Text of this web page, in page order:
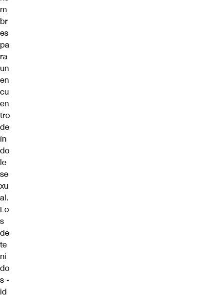
m
br
es
pa
ra
un
en
cu
en
tro
de
ín
do
le
se
xu
al.
Lo
s
de
te
ni
do
s -
id